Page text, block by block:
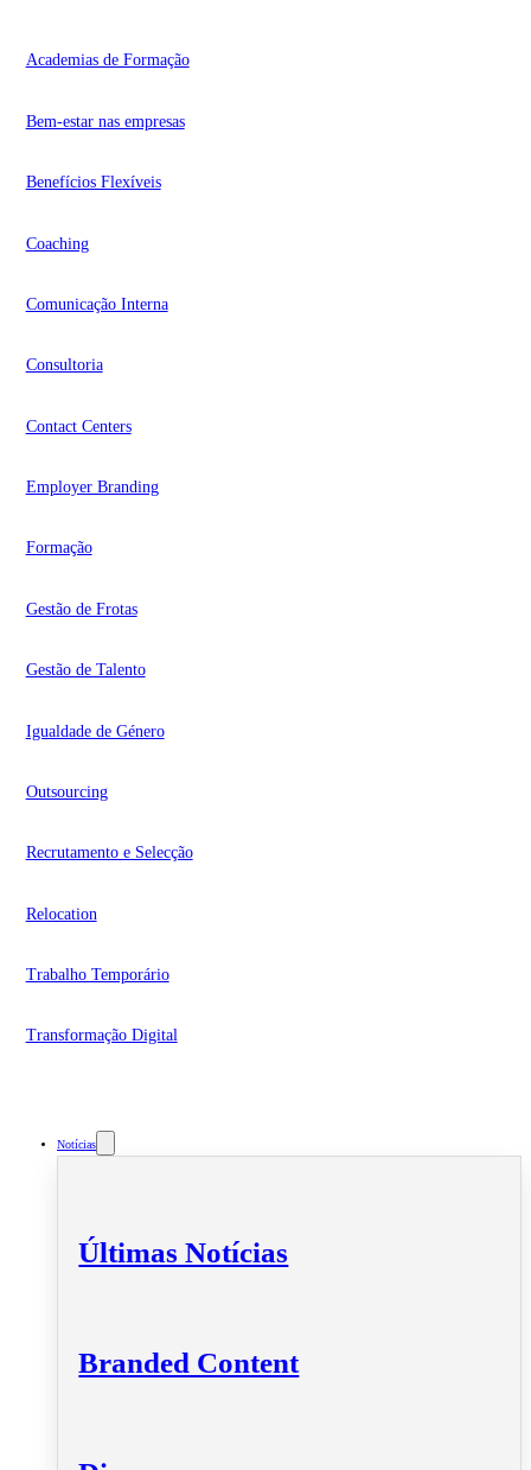
Academias de Formação
Bem-estar nas empresas
Benefícios Flexíveis
Coaching
Comunicação Interna
Consultoria
Contact Centers
Employer Branding
Formação
Gestão de Frotas
Gestão de Talento
Igualdade de Género
Outsourcing
Recrutamento e Selecção
Relocation
Trabalho Temporário
Transformação Digital
Notícias
Últimas Notícias
Branded Content